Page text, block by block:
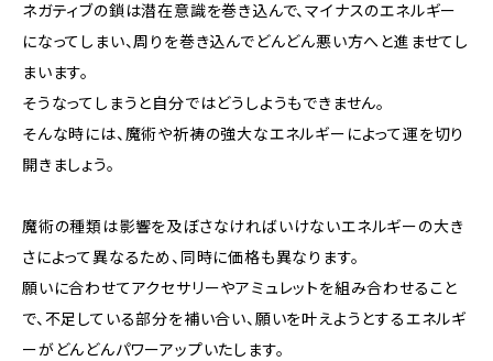
ネガティブの鎖は潜在意識を巻き込んで、マイナスのエネルギー
になってしまい、周りを巻き込んでどんどん悪い方へと進ませてし
まいます。
そうなってしまうと自分ではどうしようもできません。
そんな時には、魔術や祈祷の強大なエネルギーによって運を切り
開きましょう。
魔術の種類は影響を及ぼさなければいけないエネルギーの大き
さによって異なるため、同時に価格も異なります。
願いに合わせてアクセサリーやアミュレットを組み合わせること
で、不足している部分を補い合い、願いを叶えようとするエネルギ
ーがどんどんパワーアップいたします。